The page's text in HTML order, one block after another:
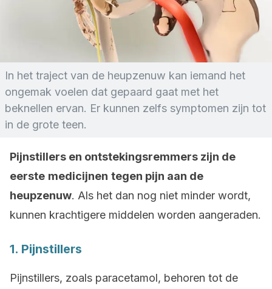
In het traject van de heupzenuw kan iemand het
ongemak voelen dat gepaard gaat met het
beknellen ervan. Er kunnen zelfs symptomen zijn tot
in de grote teen.
Pijnstillers en ontstekingsremmers zijn de
eerste medicijnen tegen pijn aan de
heupzenuw. Als het dan nog niet minder wordt,
kunnen krachtigere middelen worden aangeraden.
1. Pijnstillers
Pijnstillers, zoals paracetamol, behoren tot de